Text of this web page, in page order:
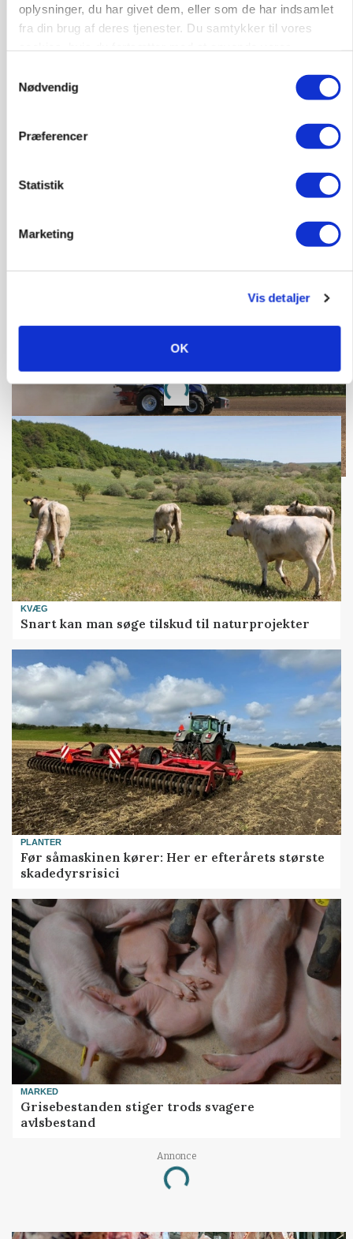
oplysninger, du har givet dem, eller som de har indsamlet
fra din brug af deres tjenester. Du samtykker til vores
Nødvendig
Præferencer
Statistik
Marketing
Vis detaljer
OK
POLITIK
gødskningslov
Loading...
KVÆG
Snart kan man søge tilskud til naturprojekter
PLANTER
Før såmaskinen kører: Her er efterårets største
skadedyrsrisici
MARKED
Grisebestanden stiger trods svagere
avlsbestand
Annonce
Loading...